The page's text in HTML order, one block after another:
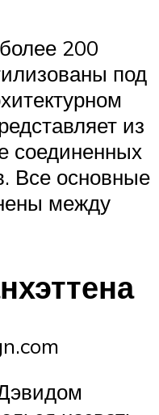
200
под
из
соединенных
Все основные
между